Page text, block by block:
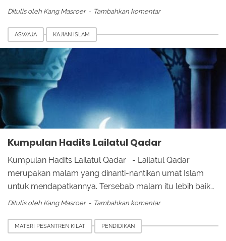
Ditulis oleh Kang Masroer Tambahkan komentar
ASWAJA KAJIAN ISLAM
Kumpulan Hadits Lailatul Qadar
Kumpulan Hadits Lailatul Qadar - Lailatul Qadar
merupakan malam yang dinanti-nantikan umat Islam
untuk mendapatkannya. Tersebab malam itu lebih baik…
Ditulis oleh Kang Masroer Tambahkan komentar
MATERI PESANTREN KILAT PENDIDIKAN